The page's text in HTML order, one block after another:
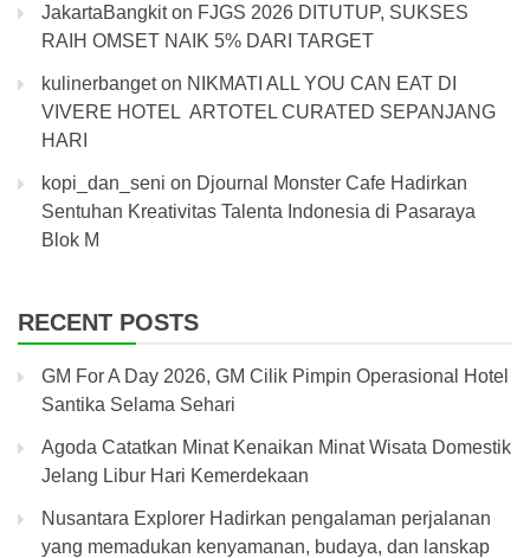
JakartaBangkiton FJGS 2026 DITUTUP, SUKSES
RAIH OMSET NAIK 5% DARI TARGET
kulinerbangeton NIKMATI ALL YOU CAN EAT DI
VIVERE HOTEL ARTOTEL CURATED SEPANJANG
HARI
kopi_dan_seni on Djournal Monster Cafe Hadirkan
Sentuhan Kreativitas Talenta Indonesia di Pasaraya
Blok M
RECENT POSTS
GM For A Day 2026, GM Cilik Pimpin Operasional Hotel
Santika Selama Sehari
Agoda Catatkan Minat Kenaikan Minat Wisata Domestik
Jelang Libur Hari Kemerdekaan
Nusantara Explorer Hadirkan pengalaman perjalanan
yang memadukan kenyamanan, budaya, dan lanskap